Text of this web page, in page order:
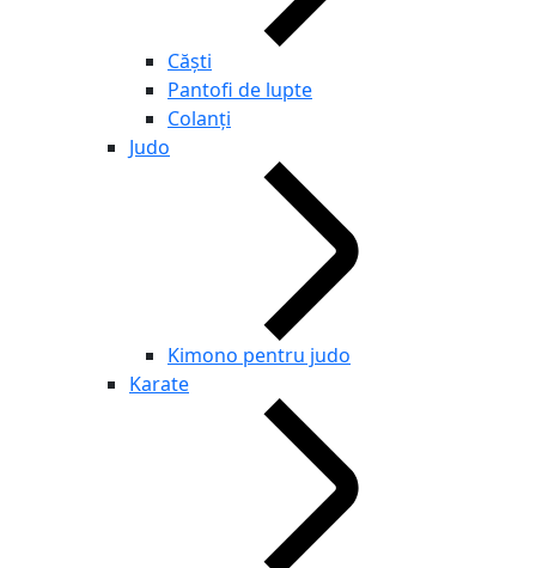
Căști
Pantofi de lupte
Colanți
Judo
Kimono pentru judo
Karate